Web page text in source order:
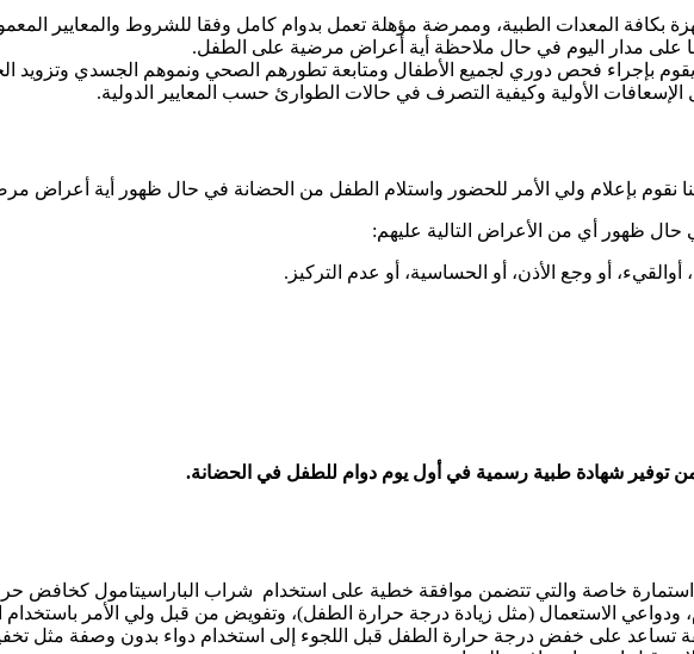
بكافة المعدات الطبية، وممرضة مؤهلة تعمل بدوام كامل وفقا للشروط والمعايير
على مدار اليوم في حال ملاحظة أية أعراض مرضية على الطفل.
بإجراء فحص دوري لجميع الأطفال ومتابعة تطورهم الصحي ونموهم الجسدي وتزويد
الأولية وكيفية التصرف في حالات الطوارئ حسب المعايير الدولية.
نقوم بإعلام ولي الأمر للحضور واستلام الطفل من الحضانة في حال ظهور أية أعراض
حال ظهور أي من الأعراض التالية عليهم:
أو وجع الأذن، أو الحساسية، أو عدم التركيز.
توفير شهادة طبية رسمية في أول يوم دوام للطفل في الحضانة.
خاصة والتي تتضمن موافقة خطية على استخدام شراب الباراسيتامول كخافض
ودواعي الاستعمال (مثل زيادة درجة حرارة الطفل)، وتفويض من قبل ولي الأمر باستخدام
تساعد على خفض درجة حرارة الطفل قبل اللجوء إلى استخدام دواء بدون وصفة مثل